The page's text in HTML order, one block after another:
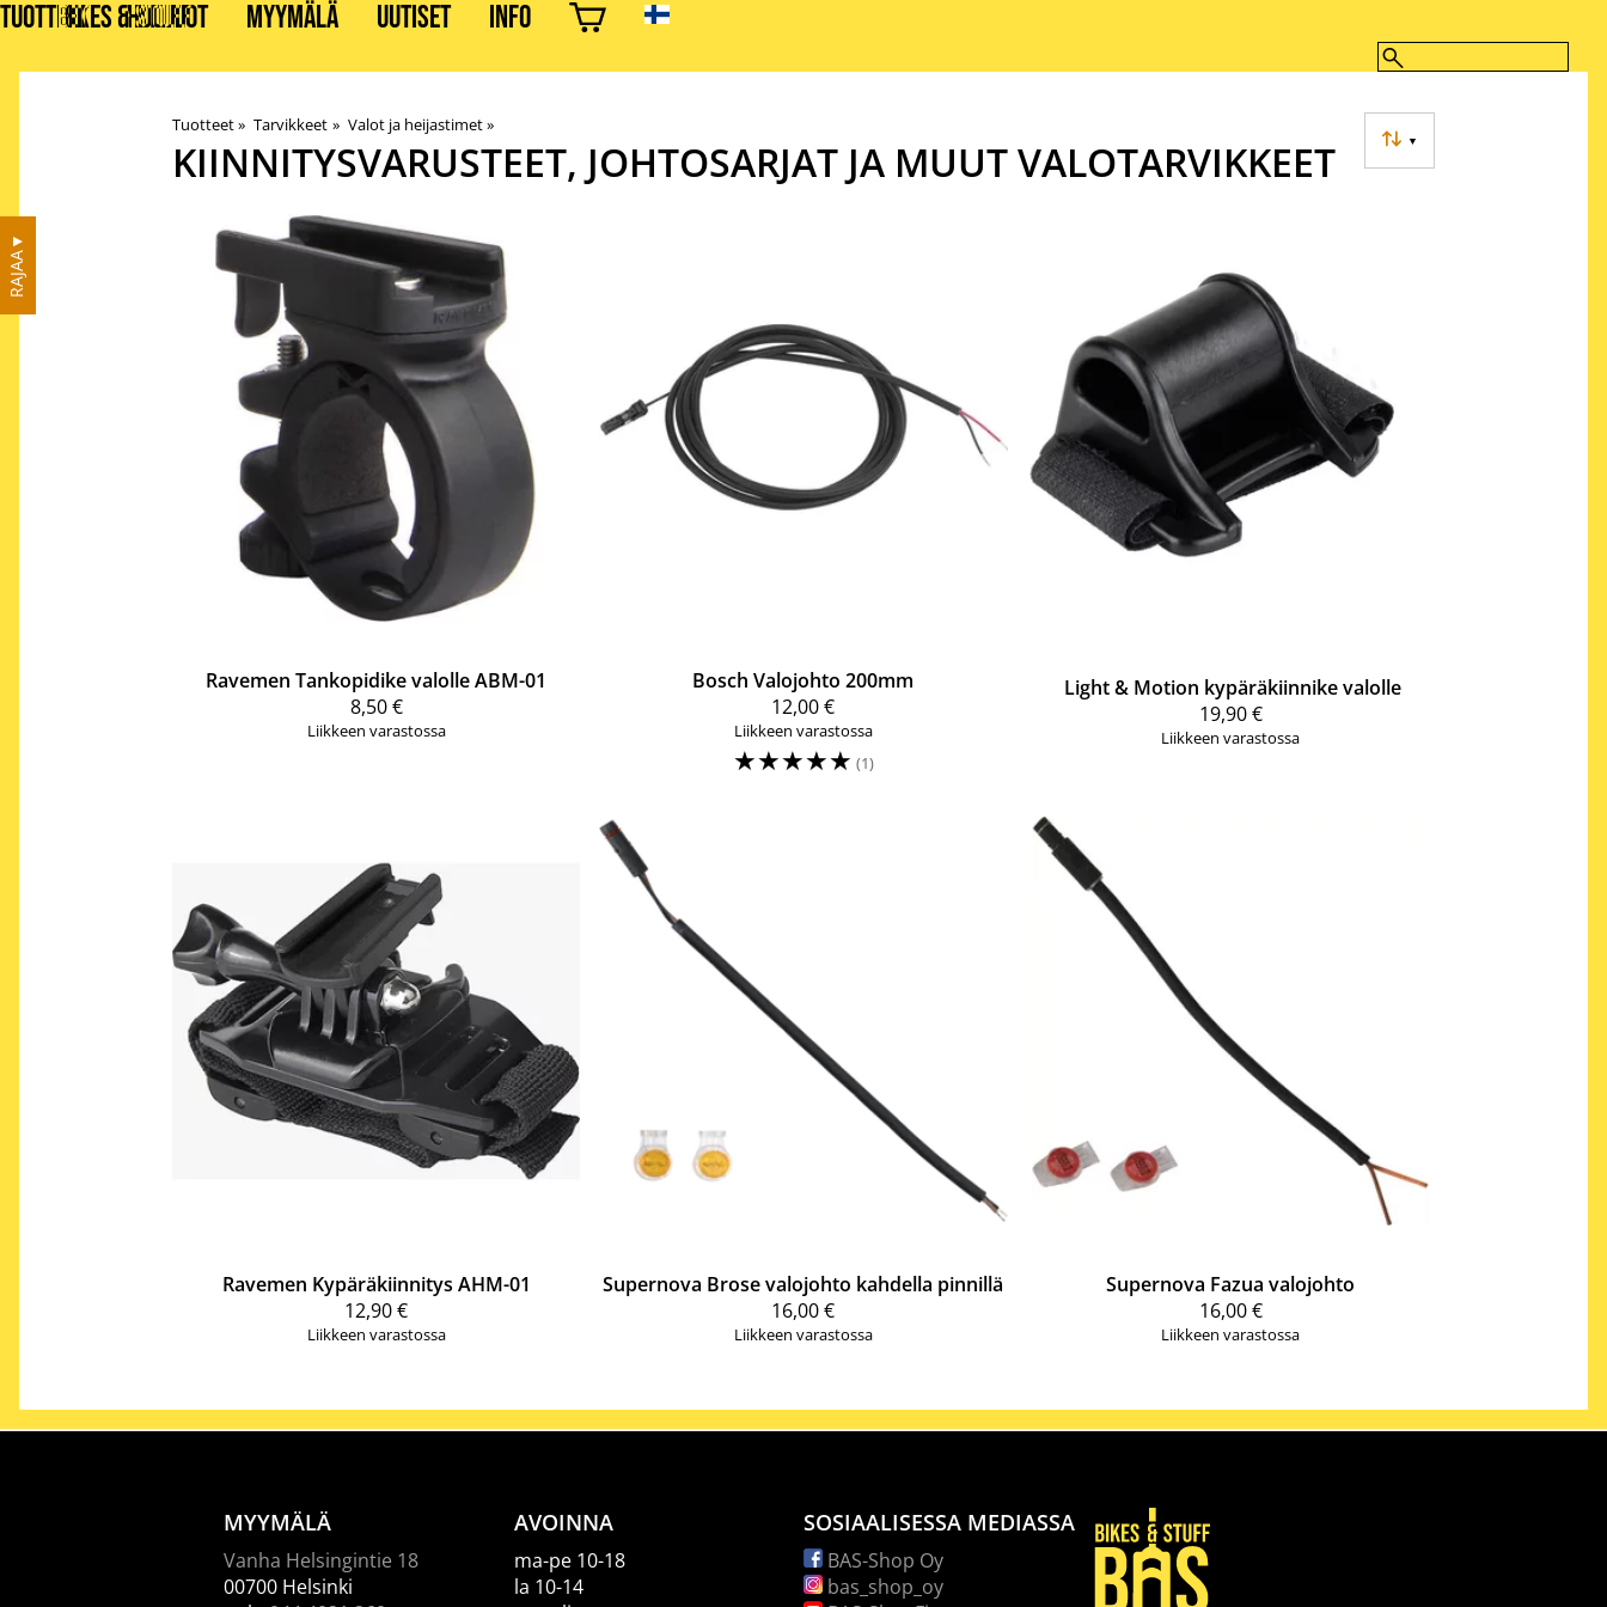
TUOTTEET HUOLLOT MYYMÄLÄ UUTISET INFO
BIKES & STUFF
Tuotteet‪» Tarvikkeet ‪» Valot ja heijastimet‪»
▼
KIINNITYSVARUSTEET, JOHTOSARJAT JA MUUT VALOTARVIKKEET
RAJAA
▼
Ravemen Tankopidike valolle ABM-01
8,50 €
Liikkeen varastossa
Bosch Valojohto 200mm
12,00 €
Liikkeen varastossa
☆☆☆☆☆ (1)
Light & Motion kypäräkiinnike valolle
19,90 €
Liikkeen varastossa
Ravemen Kypäräkiinnitys AHM-01
12,90 €
Liikkeen varastossa
Supernova Brose valojohto kahdella pinnillä
16,00 €
Liikkeen varastossa
Supernova Fazua valojohto
16,00 €
Liikkeen varastossa
MYYMÄLÄ
Vanha Helsingintie 18
00700 Helsinki
AVOINNA
ma-pe 10-18
la 10-14
SOSIAALISESSA MEDIASSA
BAS-Shop Oy
bas_shop_oy